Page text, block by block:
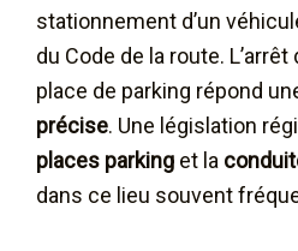
stationnement d’un
du Code de la route.
place de parking répond
précise. Une législation
places parking et la
dans ce lieu souvent